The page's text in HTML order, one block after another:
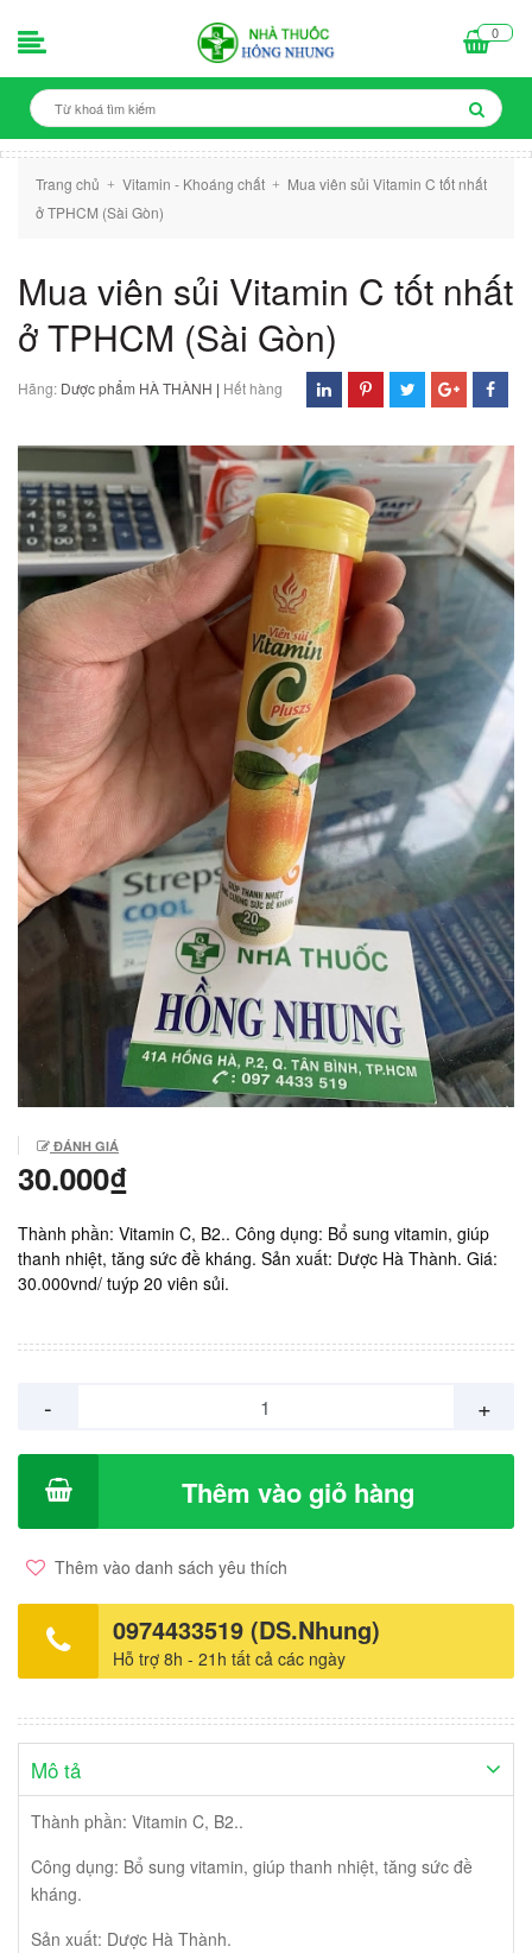
0
Trang chủ + Vitamin - Khoáng chất +
Mua viên sủi Vitamin C tốt nhất
ở TPHCM (Sài Gòn)
Mua viên sủi Vitamin C tốt nhất
ở TPHCM (Sài Gòn)
Hãng: Dược phẩm HÀ THÀNH | Hết hàng
ĐÁNH GIÁ
30.000₫
Thành phần: Vitamin C, B2.. Công dụng: Bổ sung vitamin, giúp
thanh nhiệt, tăng sức đề kháng. Sản xuất: Dược Hà Thành. Giá:
30.000vnd/ tuýp 20 viên sủi.
- +
Thêm vào giỏ hàng
Thêm vào danh sách yêu thích
0974433519 (DS.Nhung)
Hỗ trợ 8h - 21h tất cả các ngày
Mô tả
Thành phần: Vitamin C, B2..
Công dụng: Bổ sung vitamin, giúp thanh nhiệt, tăng sức đề
kháng.
Sản xuất: Dược Hà Thành.